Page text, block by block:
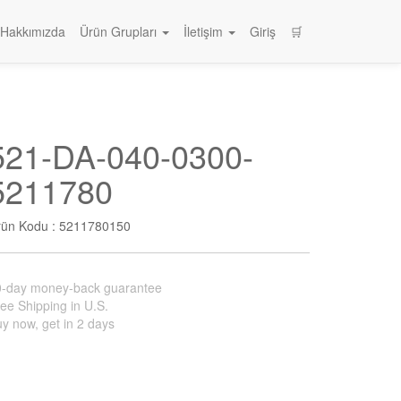
Hakkımızda Ürün Grupları İletişim Giriş 🛒
DA-040-0300-
Kodu : 5211780150
day money-back guarantee
Shipping in U.S.
now, get in 2 days